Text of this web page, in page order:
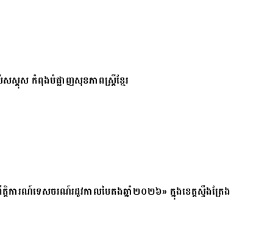
គុស កំពុងបំផ្លាញសុខភាពស្ត្រីខ្មែរ
ារណ៍ទេសចរណ៍រដូវកាលបៃតងឆ្នាំ២០២៦» ក្នុងខេត្តស្ទឹងត្រែង